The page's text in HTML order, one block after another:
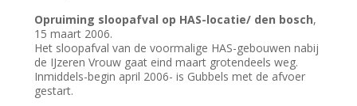
Opruiming sloopafval op HAS-locatie/ den bosch,
15 maart 2006.
Het sloopafval van de voormalige HAS-gebouwen nabij
de IJzeren Vrouw gaat eind maart grotendeels weg.
Inmiddels-begin april 2006- is Gubbels met de afvoer
gestart.